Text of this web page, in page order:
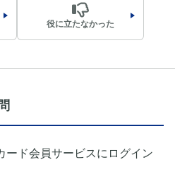
役に立たなかった
ード会員サービスにログイン